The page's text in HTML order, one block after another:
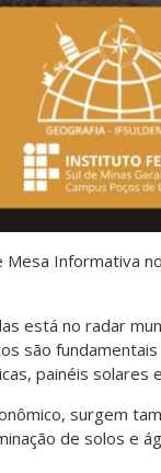
Informativa
está no radar
são
painéis solares
surgem
de solos e